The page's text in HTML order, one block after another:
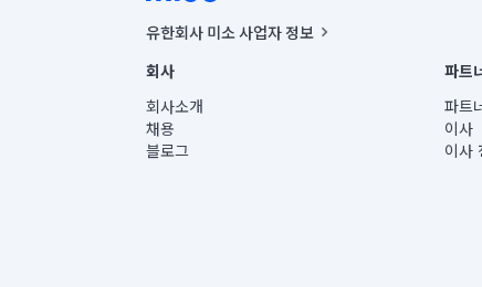
유한회사 미소 사업자 정보
사업자등록번호 : 291-87-00271 | 인허가번호 : 2016-
통신판매신고번호 : 2024-서울종로-1400(공정거래위원
대표이사 : CHING VICTOR COLUMBIA RHEE
주소 | 본사: 서울특별시 종로구 율곡로 6(중학동, 트윈트
컨택센터 : 서울특별시 종로구 수송동 율곡로 24, 7층, 8
회사
회사소개
채용
블로그
파트
파트
이사
이사